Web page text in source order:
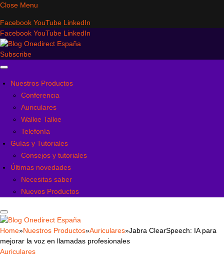
Close Menu
Facebook YouTube LinkedIn
Facebook YouTube LinkedIn
Subscribe
Nuestros Productos
Conferencia
Auriculares
Walkie Talkie
Telefonía
Guías y Tutoriales
Consejos y tutoriales
Últimas novedades
Necesitas saber
Nuevos Productos
Home»Nuestros Productos»Auriculares»Jabra ClearSpeech: IA para
mejorar la voz en llamadas profesionales
Auriculares